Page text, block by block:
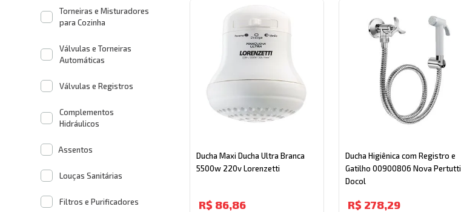
Torneiras e Misturadores
para Cozinha
Válvulas e Torneiras
Automáticas
Válvulas e Registros
Complementos
Hidráulicos
Assentos
Louças Sanitárias
Filtros e Purificadores
Ducha Maxi Ducha Ultra Branca
5500w 220v Lorenzetti
R$ 86,86
Ducha Higiênica com Registro e
Gatilho 00900806 Nova Pertutti
Docol
R$ 278,29